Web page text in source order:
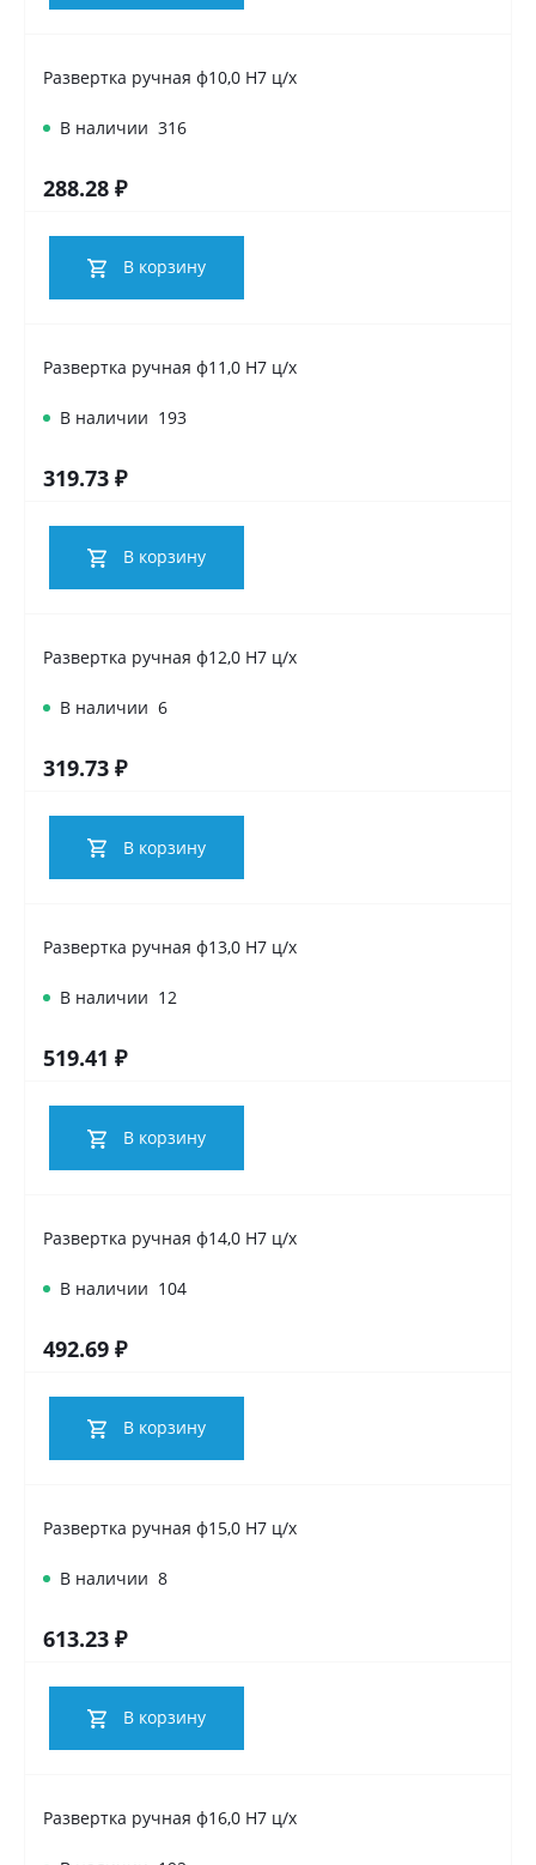
Развертка ручная ф10,0 Н7 ц/х
В наличии 316
288.28 ₽
В корзину
Развертка ручная ф11,0 Н7 ц/х
В наличии 193
319.73 ₽
В корзину
Развертка ручная ф12,0 Н7 ц/х
В наличии 6
319.73 ₽
В корзину
Развертка ручная ф13,0 Н7 ц/х
В наличии 12
519.41 ₽
В корзину
Развертка ручная ф14,0 Н7 ц/х
В наличии 104
492.69 ₽
В корзину
Развертка ручная ф15,0 Н7 ц/х
В наличии 8
613.23 ₽
В корзину
Развертка ручная ф16,0 Н7 ц/х